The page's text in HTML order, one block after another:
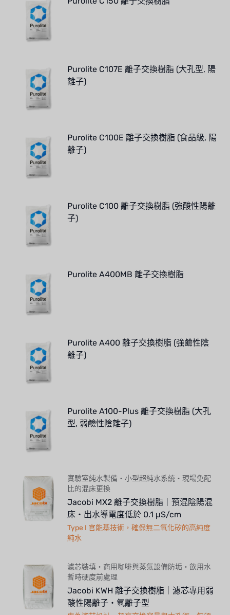
Purolite C107E 離子交換樹脂 (大孔型, 陽
離子)
Purolite C100E 離子交換樹脂 (食品級, 陽
離子)
Purolite C100 離子交換樹脂 (強酸性陽離
子)
Purolite A400MB 離子交換樹脂
Purolite A400 離子交換樹脂 (強鹼性陰
離子)
Purolite A100-Plus 離子交換樹脂 (大孔
型, 弱鹼性陰離子)
實驗室純水製備・小型超純水系統・現場免配
比的混床更換
Jacobi MX2 離子交換樹脂｜預混陰陽混
床・出水導電度低於 0.1 µS/cm
Type I 官能基技術，確保無二氧化矽的高純度
純水
濾芯裝填・商用咖啡與蒸氣設備防垢・飲用水
暫時硬度前處理
Jacobi KWH 離子交換樹脂｜濾芯專用弱
酸性陽離子・氫離子型